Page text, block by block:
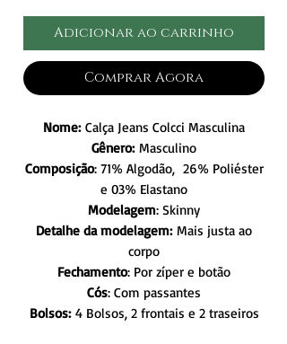
Adicionar ao carrinho
Comprar Agora
Nome: Calça Jeans Colcci Masculina
Gênero:Masculino
Composição: 71% Algodão, 26% Poliéster
e 03% Elastano
Modelagem: Skinny
Detalhe da modelagem:Mais justa ao
corpo
Fechamento: Por zíper e botão
Cós: Com passantes
Bolsos:4 Bolsos, 2 frontais e 2 traseiros